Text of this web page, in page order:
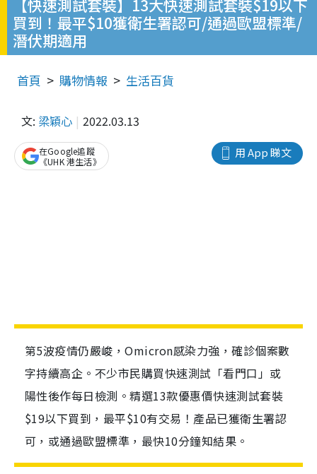
【快速測試套裝】13大快速測試套裝$19以下
買到！最平$10獲衛生署認可/通過歐盟標準/
潛伏期適用
首頁 購物情報 生活百貨
文: 梁穎心 2022.03.13
用 App 睇文
在Google追蹤
《UHK 港生活》
第5波疫情仍嚴峻，Omicron感染力強，確診個案數
字持續高企。不少市民購買快速測試「看門口」或
陽性後作每日檢測。精選13款優惠價快速測試套裝
$19以下買到，最平$10有交易！產品已獲衛生署認
可，或通過歐盟標準，最快10分鐘知結果。